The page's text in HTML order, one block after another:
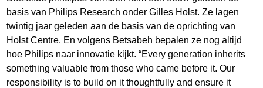
basis van Philips Research onder Gilles Holst. Ze lagen
twintig jaar geleden aan de basis van de oprichting van
Holst Centre. En volgens Betsabeh bepalen ze nog altijd
hoe Philips naar innovatie kijkt. “Every generation inherits
something valuable from those who came before it. Our
responsibility is to build on it thoughtfully and ensure it